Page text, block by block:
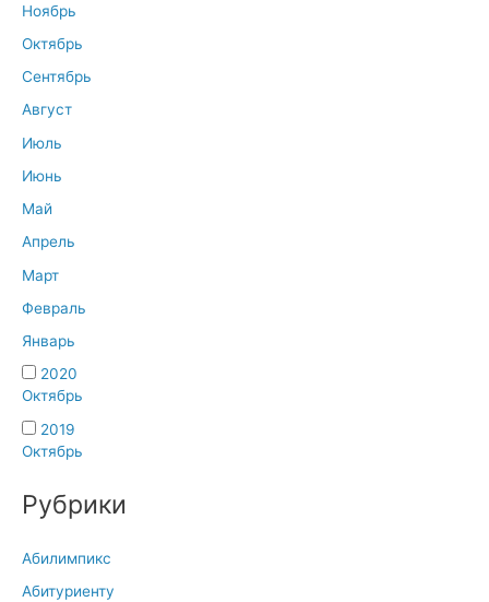
Ноябрь
Октябрь
Сентябрь
Август
Июль
Июнь
Май
Апрель
Март
Февраль
Январь
2020
Октябрь
2019
Октябрь
Рубрики
Абилимпикс
Абитуриенту